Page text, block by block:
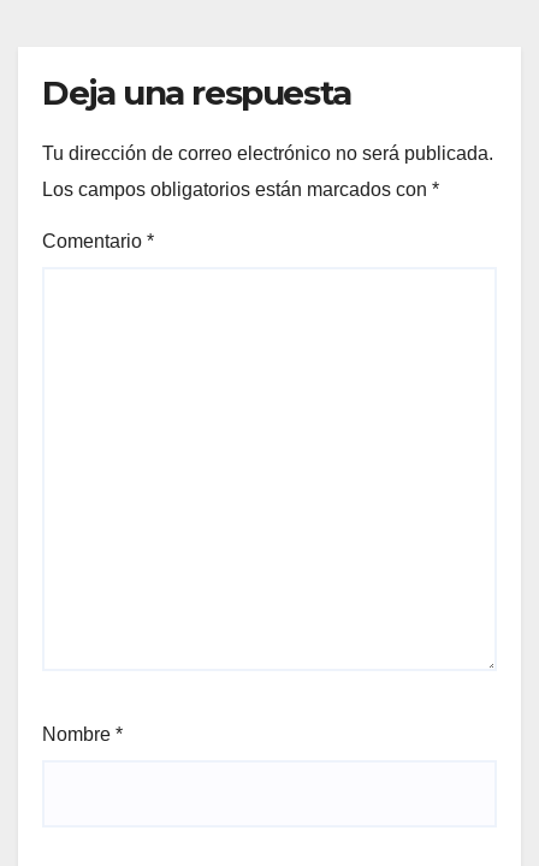
Deja una respuesta
Tu dirección de correo electrónico no será publicada.
Los campos obligatorios están marcados con *
Comentario *
Nombre *